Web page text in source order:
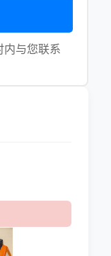
内与您联系